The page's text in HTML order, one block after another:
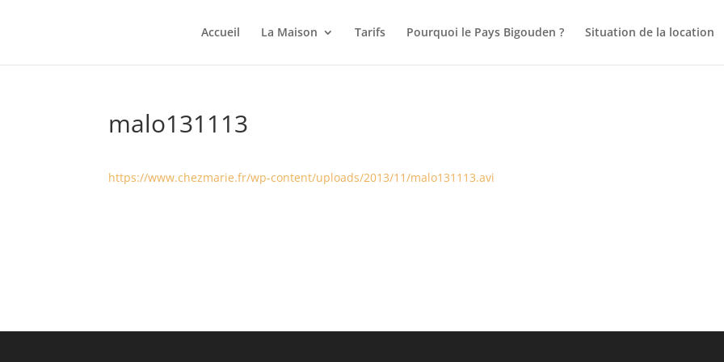
Accueil La Maison Tarifs Pourquoi le Pays Bigouden ? Situation de la location
malo131113
https://www.chezmarie.fr/wp-content/uploads/2013/11/malo131113.avi